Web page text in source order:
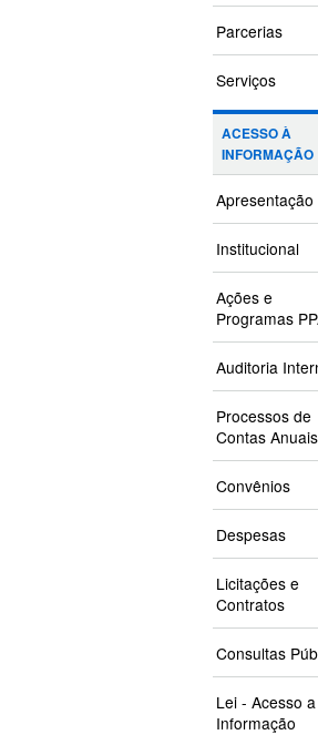
Parcerias
Serviços
ACESSO À
INFORMAÇÃO
Apresentação
Institucional
Ações e
Programas
Auditoria
Processos de
Contas Anuais
Convênios
Despesas
Licitações e
Contratos
Consultas
Lei - Acesso a
Informação